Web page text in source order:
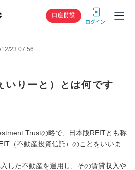
GMOクリック
口座開設
23 07:56
いりーと）とは何です
Trustの略で、日本版REITとも称
（不動産投資信託）のことをいいま
した不動産を運用し、その賃貸収入や